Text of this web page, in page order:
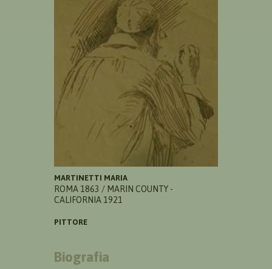
MARTINETTI MARIA
ROMA 1863 / MARIN COUNTY -
CALIFORNIA 1921
PITTORE
Biografia